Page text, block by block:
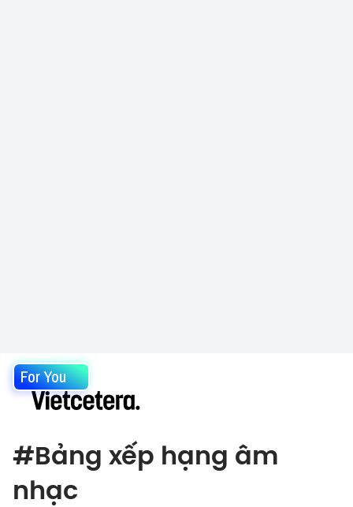
For You
#Bảng xếp hạng âm
nhạc